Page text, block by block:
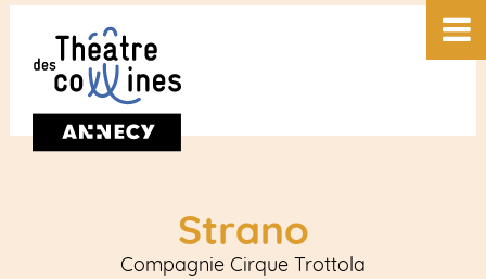
Strano
Compagnie Cirque Trottola